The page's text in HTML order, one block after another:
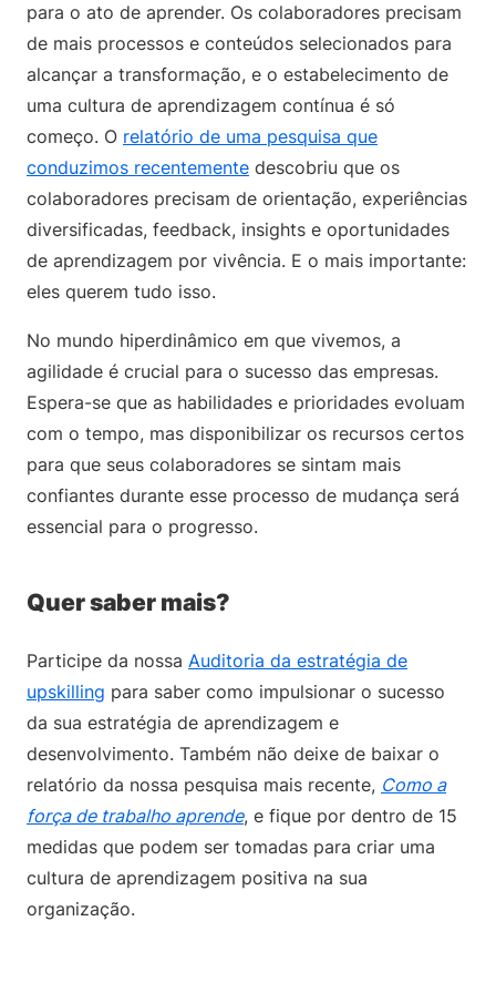
para o ato de aprender. Os colaboradores precisam
de mais processos e conteúdos selecionados para
alcançar a transformação, e o estabelecimento de
uma cultura de aprendizagem contínua é só
começo. O relatório de uma pesquisa que
conduzimos recentemente descobriu que os
colaboradores precisam de orientação, experiências
diversificadas, feedback, insights e oportunidades
de aprendizagem por vivência. E o mais importante:
eles querem tudo isso.
No mundo hiperdinâmico em que vivemos, a
agilidade é crucial para o sucesso das empresas.
Espera-se que as habilidades e prioridades evoluam
com o tempo, mas disponibilizar os recursos certos
para que seus colaboradores se sintam mais
confiantes durante esse processo de mudança será
essencial para o progresso.
Quer saber mais?
Participe da nossa Auditoria da estratégia de
upskilling para saber como impulsionar o sucesso
da sua estratégia de aprendizagem e
desenvolvimento. Também não deixe de baixar o
relatório da nossa pesquisa mais recente, Como a
força de trabalho aprende, e fique por dentro de 15
medidas que podem ser tomadas para criar uma
cultura de aprendizagem positiva na sua
organização.